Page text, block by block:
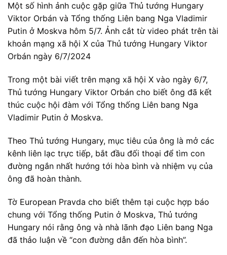
Một số hình ảnh cuộc gặp giữa Thủ tướng Hungary
Viktor Orbán và Tổng thống Liên bang Nga Vladimir
Putin ở Moskva hôm 5/7. Ảnh cắt từ video phát trên tài
khoản mạng xã hội X của Thủ tướng Hungary Viktor
Orbán ngày 6/7/2024
Trong một bài viết trên mạng xã hội X vào ngày 6/7,
Thủ tướng Hungary Viktor Orbán cho biết ông đã kết
thúc cuộc hội đàm với Tổng thống Liên bang Nga
Vladimir Putin ở Moskva.
Theo Thủ tướng Hungary, mục tiêu của ông là mở các
kênh liên lạc trực tiếp, bắt đầu đối thoại để tìm con
đường ngắn nhất hướng tới hòa bình và nhiệm vụ của
ông đã hoàn thành.
Tờ European Pravda cho biết thêm tại cuộc hợp báo
chung với Tổng thống Putin ở Moskva, Thủ tướng
Hungary nói rằng ông và nhà lãnh đạo Liên bang Nga
đã thảo luận về “con đường dẫn đến hòa bình”.